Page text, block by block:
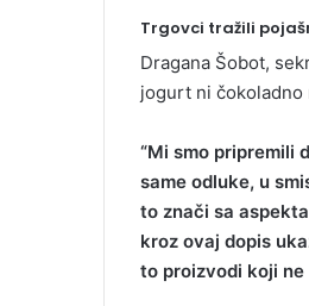
Trgovci tražili
Dragana Šobot,
jogurt ni
“Mi smo pripremili
same odluke, u
to znači sa
kroz ovaj dopis
to proizvodi koji ne